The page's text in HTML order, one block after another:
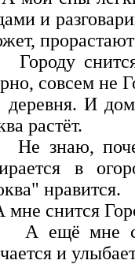
и
снится,
совсем не
И дома
растёт.
в
нравится.
снится
мне
и